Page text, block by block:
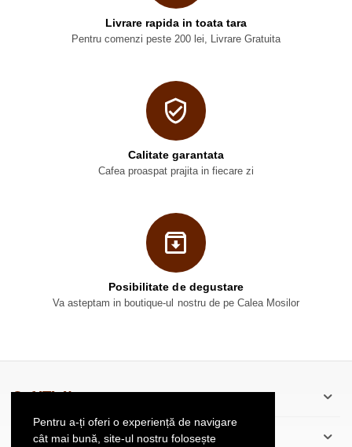
Pentru a-ți oferi o experiență de navigare
cât mai bună, site-ul nostru folosește
Livrare rapida in toata tara
Pentru comenzi peste 200 lei, Livrare Gratuita
Calitate garantata
Cafea proaspat prajita in fiecare zi
Posibilitate de degustare
Va asteptam in boutique-ul nostru de pe Calea Mosilor
CaféThé’scu
Informatii Client